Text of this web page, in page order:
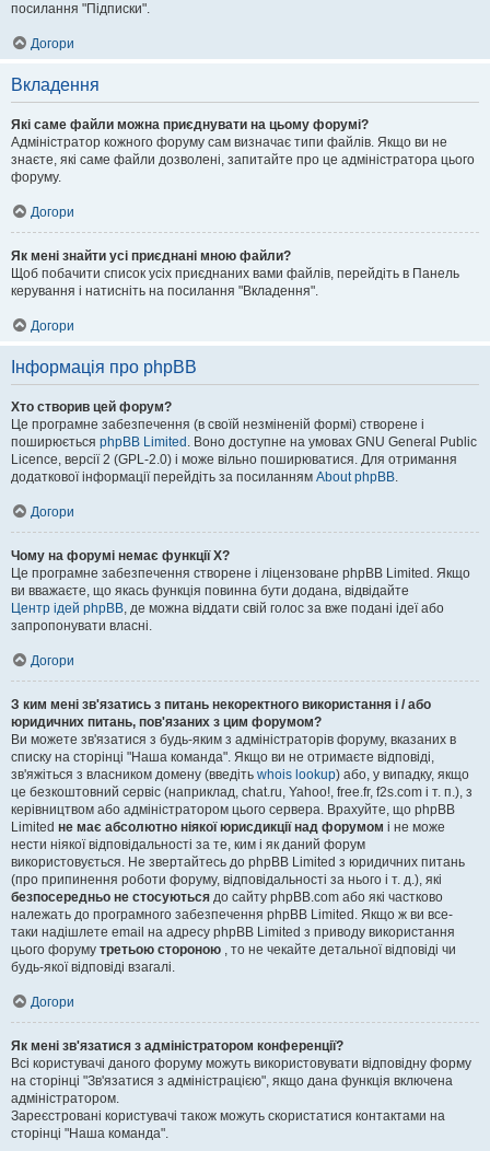
посилання "Підписки".
Догори
Вкладення
Які саме файли можна приєднувати на цьому форумі?
Адміністратор кожного форуму сам визначає типи файлів. Якщо ви не
знаєте, які саме файли дозволені, запитайте про це адміністратора цього
форуму.
Догори
Як мені знайти усі приєднані мною файли?
Щоб побачити список усіх приєднаних вами файлів, перейдіть в Панель
керування і натисніть на посилання "Вкладення".
Догори
Інформація про phpBB
Хто створив цей форум?
Це програмне забезпечення (в своїй незміненій формі) створене і
поширюється phpBB Limited . Воно доступне на умовах GNU General Public
Licence, версії 2 (GPL-2.0) і може вільно поширюватися. Для отримання
додаткової інформації перейдіть за посиланням About phpBB.
Догори
Чому на форумі немає функції X?
Це програмне забезпечення створене і ліцензоване phpBB Limited. Якщо
ви вважаєте, що якась функція повинна бути додана, відвідайте
Центр ідей phpBB, де можна віддати свій голос за вже подані ідеї або
запропонувати власні.
Догори
З ким мені зв'язатись з питань некоректного використання і / або
юридичних питань, пов'язаних з цим форумом?
Ви можете зв'язатися з будь-яким з адміністраторів форуму, вказаних в
списку на сторінці "Наша команда". Якщо ви не отримаєте відповіді,
зв'яжіться з власником домену (введіть whois lookup) або, у випадку, якщо
це безкоштовний сервіс (наприклад, chat.ru, Yahoo!, free.fr, f2s.com і т. п.), з
керівництвом або адміністратором цього сервера. Врахуйте, що phpBB
Limited не має абсолютно ніякої юрисдикції над форумом і не може
нести ніякої відповідальності за те, ким і як даний форум
використовується. Не звертайтесь до phpBB Limited з юридичних питань
(про припинення роботи форуму, відповідальності за нього і т. д.), які
безпосередньо не стосуються до сайту phpBB.com або які частково
належать до програмного забезпечення phpBB Limited. Якщо ж ви все-
таки надішлете email на адресу phpBB Limited з приводу використання
цього форуму третьою стороною , то не чекайте детальної відповіді чи
будь-якої відповіді взагалі.
Догори
Як мені зв'язатися з адміністратором конференції?
Всі користувачі даного форуму можуть використовувати відповідну форму
на сторінці "Зв'язатися з адміністрацією", якщо дана функція включена
адміністратором.
Зареєстровані користувачі також можуть скористатися контактами на
сторінці "Наша команда".